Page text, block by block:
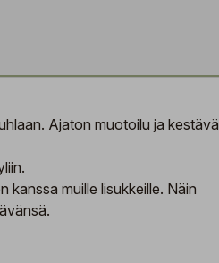
Ajaton muotoilu ja kestävä
kanssa muille lisukkeille. Näin